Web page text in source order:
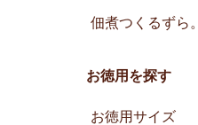
佃煮つくるずら。
お徳用を探す
お徳用サイズ